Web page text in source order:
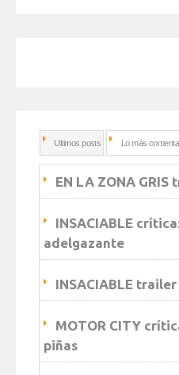
Ultimos posts Lo más
EN LA ZONA GRIS
INSACIABLE
adelgazante
INSACIABLE trailer
MOTOR CITY
piñas